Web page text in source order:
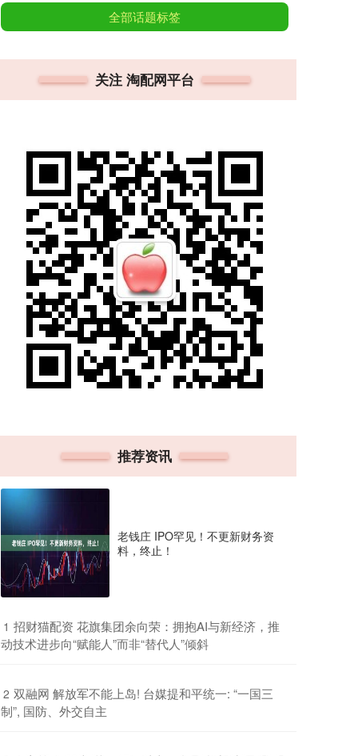
全部话题标签
关注 淘配网平台
推荐资讯
老钱庄 IPO罕见！不更新财务资
料，终止！
1 ​招财猫配资 花旗集团余向荣：拥抱AI与新经济，推
动技术进步向“赋能人”而非“替代人”倾斜
2 ​双融网 解放军不能上岛! 台媒提和平统一: “一国三
制”, 国防、外交自主